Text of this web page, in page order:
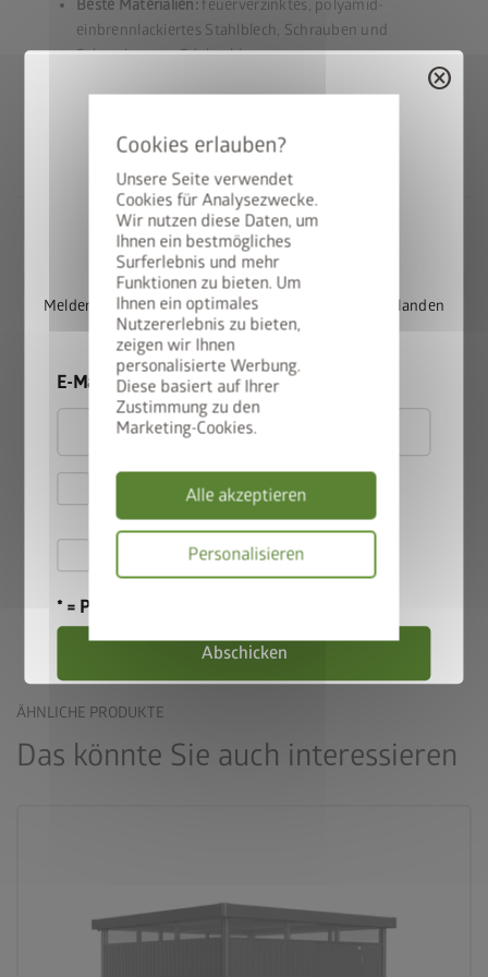
Unsere Seite verwendet
Cookies für Analysezwecke.
Wir nutzen diese Daten, um
Ihnen ein bestmögliches
Surferlebnis und mehr
Funktionen zu bieten. Um
Ihnen ein optimales
Nutzererlebnis zu bieten,
zeigen wir Ihnen
personalisierte Werbung.
Diese basiert auf Ihrer
Zustimmung zu den
Marketing-Cookies.
Alle akzeptieren
Personalisieren
Beste Materialien: feuerverzinktes, polyamid-
einbrennlackiertes Stahlblech, Schrauben und
Scharniere aus Edelstahl
Alles in bester Ordnung mit
dem Biohort Klassiker
Das Gerätehaus Europa ist seit Jahrzehnten bewährt und
erfreut sich noch immer großer Beliebtheit. Seine hohe
Stabilität und die langlebigen Materialien machen es zu einer
erleichtert die Arbeit und schafft Ordnung. Eine umfangreiche
Grundausstattung und durchdachtes Zubehör erfüllen alle
Biohort Gerätehaus-Vergleich
ÄHNLICHE PRODUKTE
Das könnte Sie auch interessieren
cancel
StyleBox gewinnen
Melden Sie sich jetzt für unseren Newsletter an und landen
Sie automatisch im Lostopf.
E-Mail
Hiermit akzeptiere ich
die
Datenschutzbestimmungen
Hiermit akzeptiere ich die
Teilnahmebedingungen.
* = Pflichtfeld
Abschicken